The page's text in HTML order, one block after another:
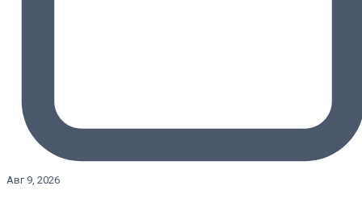
Авг 9, 2026